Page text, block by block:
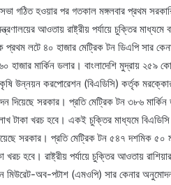
গঠিত হওয়ার পর গতকাল মঙ্গলবার প্রথম
আওতায় রাষ্ট্রীয় পর্যায়ে চুক্তির
প্রথম লটে ৪০ হাজার মেট্রিক টন ডিএপি সার
মার্কিন ডলার। বাংলাদেশি মুদ্রায় ২৫৯
কৃষি উন্নয়ন করপোরেশন (বিএডিসি) কর্তৃক
দিয়েছে সরকার। প্রতি মেট্রিক টন ৩৮৬
টাকা খরচ হবে। একই চুক্তির মাধ্যমে
সরকার। প্রতি মেট্রিক টন ৫৪৭ দশমিক ৫০
খরচ হবে। রাষ্ট্রীয় পর্যায়ে চুক্তির আওতায়
টন মিউরেট-অব-পটাশ (এমওপি) সার কেনার